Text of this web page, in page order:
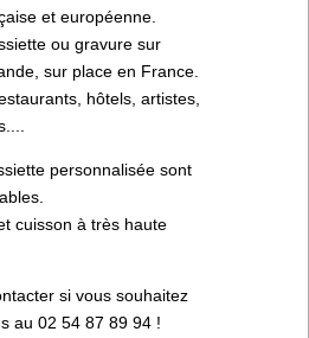
et européenne.
ou gravure sur
sur place en France.
hôtels, artistes,
personnalisée sont
cuisson à très haute
si vous souhaitez
au 02 54 87 89 94 !